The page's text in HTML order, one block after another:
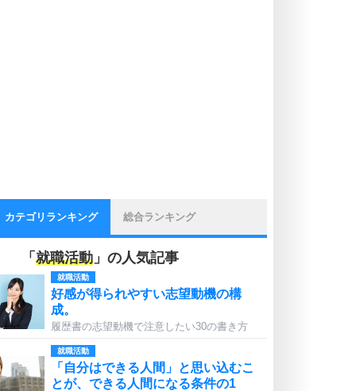
カテゴリランキング 総合ランキング
「 就職活動 」の人気記事
就職活動
好感が得られやすい志望動機の構
成。
履歴書の志望動機で注意したい30の書き方
就職活動
「自分はできる人間」と思い込むこ
とが、できる人間になる条件の1